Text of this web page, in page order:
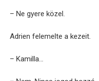
– Ne gyere közel.
Adrien felemelte a kezeit.
– Kamilla…